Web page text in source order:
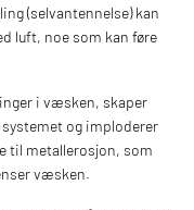
(selvantennelse) kan
luft, noe som kan føre
i væsken, skaper
og imploderer
til metallerosjon, som
væsken.